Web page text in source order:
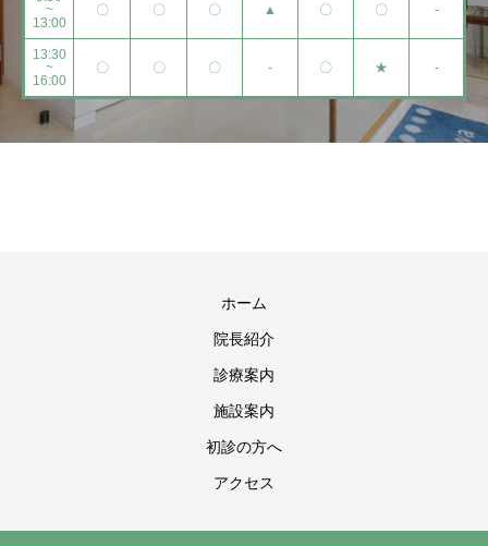
~
13:00
〇 〇 〇 ▲ 〇 〇 -
13:30
~
16:00
〇 〇 〇 - 〇 ★ -
ホーム
院長紹介
診療案内
施設案内
初診の方へ
アクセス